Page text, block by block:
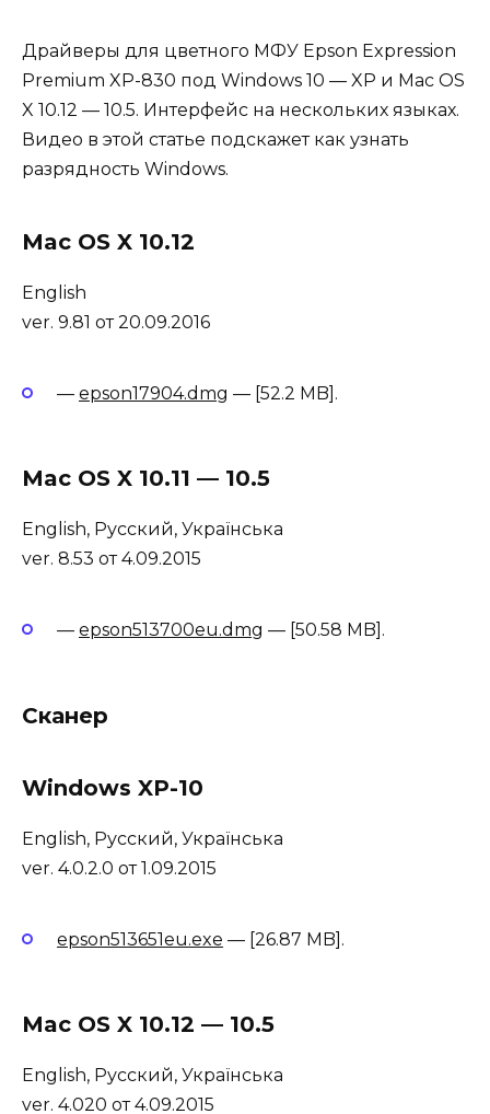
Драйверы для цветного МФУ Epson Expression
Premium XP-830 под Windows 10 — XP и Mac OS
X 10.12 — 10.5. Интерфейс на нескольких языках.
Видео в этой статье подскажет как узнать
разрядность Windows.
Mac OS X 10.12
English
ver. 9.81 от 20.09.2016
— epson17904.dmg — [52.2 MB].
Mac OS X 10.11 — 10.5
English, Русский, Українська
ver. 8.53 от 4.09.2015
— epson513700eu.dmg — [50.58 MB].
Сканер
Windows XP-10
English, Русский, Українська
ver. 4.0.2.0 от 1.09.2015
epson513651eu.exe — [26.87 MB].
Mac OS X 10.12 — 10.5
English, Русский, Українська
ver. 4.020 от 4.09.2015